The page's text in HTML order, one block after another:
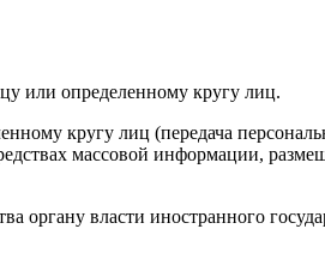
или определенному кругу лиц.
кругу лиц (передача
массовой информации,
органу власти иностранного